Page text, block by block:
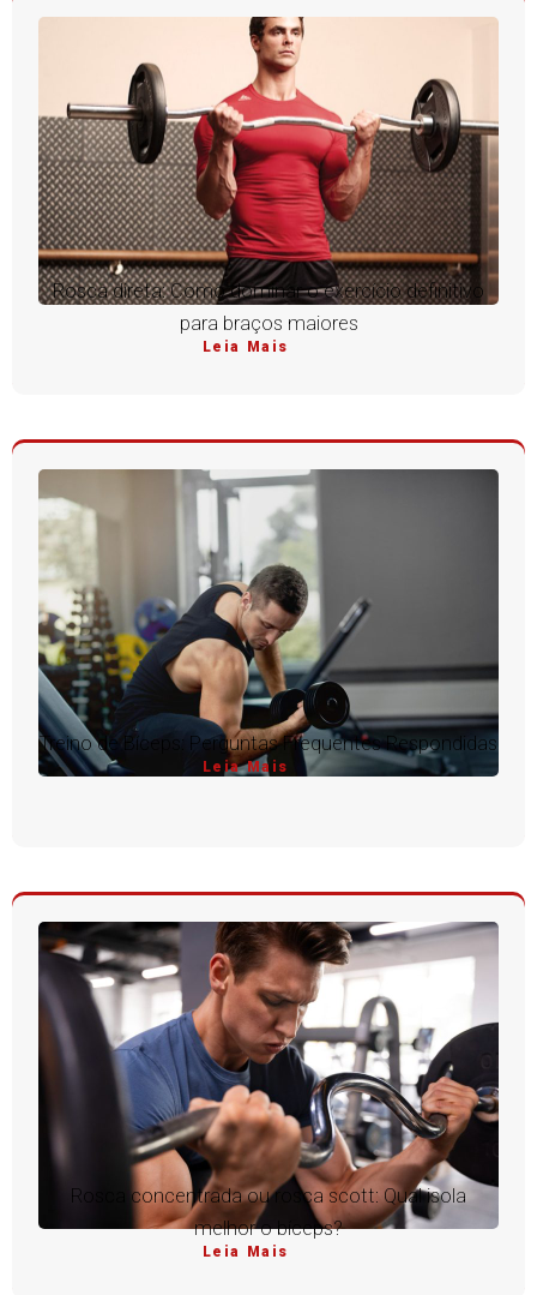
Rosca direta: Como dominar o exercício definitivo
para braços maiores
Leia Mais
Treino de Bíceps: Perguntas Frequentes Respondidas
Leia Mais
Rosca concentrada ou rosca scott: Qual isola
melhor o bíceps?
Leia Mais